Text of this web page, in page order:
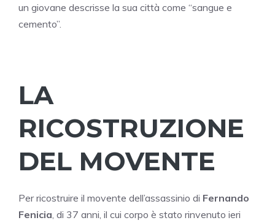
un giovane descrisse la sua città come “sangue e
cemento”.
LA
RICOSTRUZIONE
DEL MOVENTE
Per ricostruire il movente dell’assassinio di Fernando
Fenicia, di 37 anni, il cui corpo è stato rinvenuto ieri